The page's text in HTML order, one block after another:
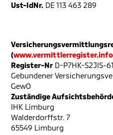
Ust-IdNr. DE 113 463 289
(www.vermittlerregister.info
Register-Nr D-P7HK-S2JIS-61
Gebundener
GewO
Zuständige
IHK Limburg
Walderdorffstr. 7
65549 Limburg